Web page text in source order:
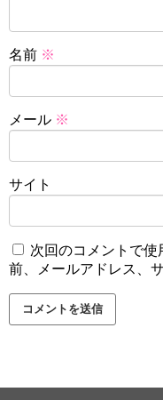
名前 ※
メール ※
サイト
次回のコメントで使
前、メールアドレス、